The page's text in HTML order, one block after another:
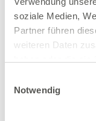
soziale Medien,
Partner führen
weiteren Daten
Notwendig